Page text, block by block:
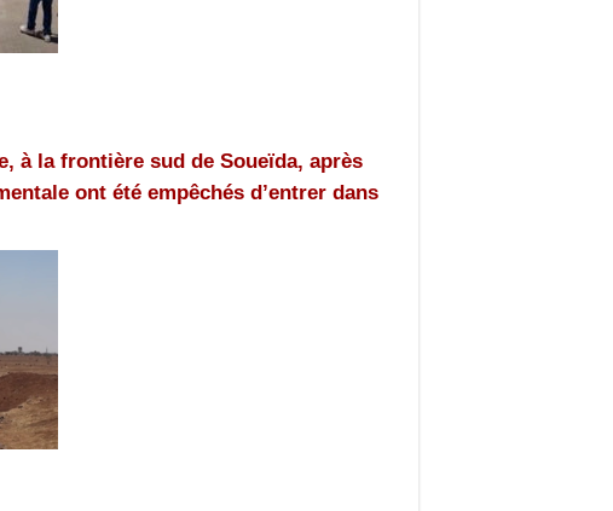
à la frontière sud de Soueïda, après
ont été empêchés d’entrer dans